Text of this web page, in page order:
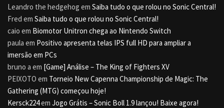
Leandro the hedgehog em Saiba tudo o que rolou no Sonic Central!
Fred em Saiba tudo o que rolou no Sonic Central!
caio em Biomotor Unitron chega ao Nintendo Switch
paula em Positivo apresenta telas IPS full HD para ampliar a
imersão em PCs
bruno a em [Game] Análise – The King of Fighters XV
PEIXOTO em Torneio New Capenna Championship de Magic: The
Gathering (MTG) começou hoje!
Kersck224em Jogo Grátis – Sonic Boll 1.9 lançou! Baixe agora!